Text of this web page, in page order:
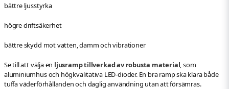
bättre ljusstyrka
högre driftsäkerhet
bättre skydd mot vatten, damm och vibrationer
Se till att välja en ljusramp tillverkad av robusta material, som
aluminiumhus och högkvalitativa LED-dioder. En bra ramp ska klara både
tuffa väderförhållanden och daglig användning utan att försämras.